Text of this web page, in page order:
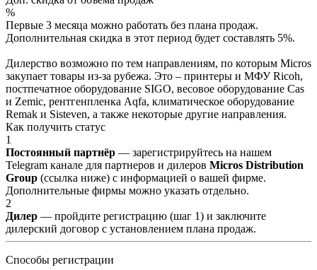
%
Первые 3 месяца можно работать без плана продаж.
Дополнительная скидка в этот период будет составлять 5%.
Дилерство возможно по тем направлениям, по которым Micros
закупает товары из-за рубежа. Это – принтеры и МФУ Ricoh,
постпечатное оборудование SIGO, весовое оборудование Cas
и Zemic, рентгенпленка Aqfa, климатическое оборудование
Remak и Sisteven, а также некоторые другие направления.
Как получить статус
1
Постоянный партнёр — зарегистрируйтесь на нашем
Telegram канале для партнеров и дилеров Micros Distribution
Group (ссылка ниже) с информацией о вашей фирме.
Дополнительные фирмы можно указать отдельно.
2
Дилер — пройдите регистрацию (шаг 1) и заключите
дилерский договор с установлением плана продаж.
Способы регистрации